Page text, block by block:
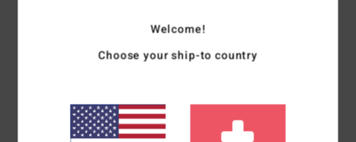
Sich abhebende Paspel
Feste Taille
Zusammensetzung[Hauptstoff] 90 % recyceltes
Polyester, 10 % Elastan
Welcome!
Choose your ship-to country